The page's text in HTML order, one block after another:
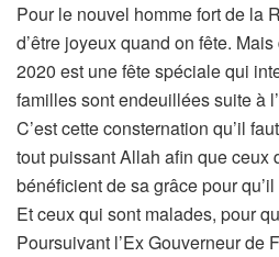
Pour le nouvel homme fort de la
d’être joyeux quand on fête.
2020 est une fête spéciale qui
familles sont endeuillées suite à
C’est cette consternation qu’il
tout puissant Allah afin que ceux
bénéficient de sa grâce pour
Et ceux qui sont malades, pour
Poursuivant l’Ex Gouverneur de